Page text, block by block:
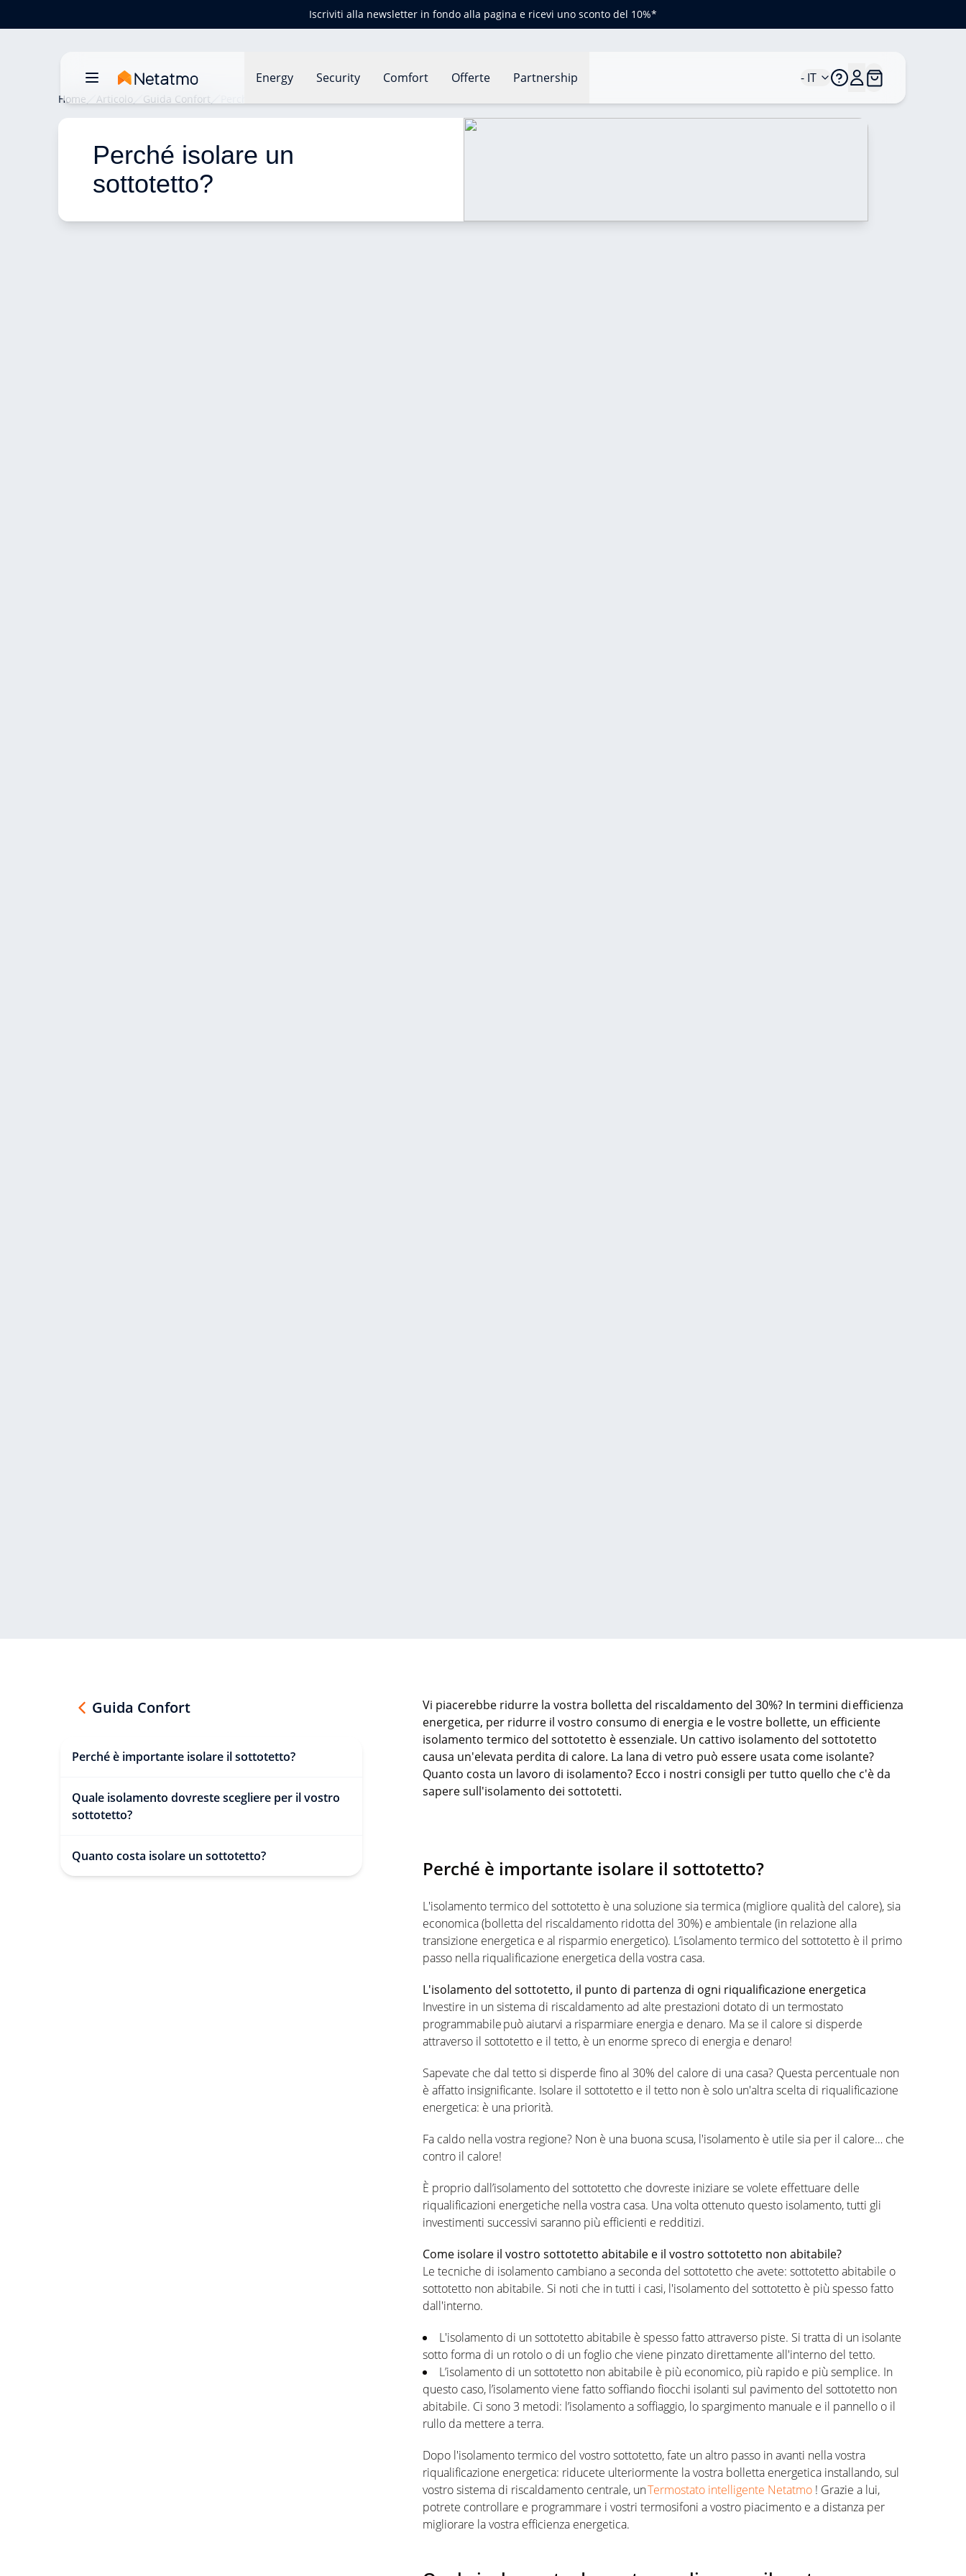
Iscriviti alla newsletter in fondo alla pagina e ricevi uno sconto del 10%*
Energy Security Comfort Offerte Partnership - IT
Home Articolo Guida Confort
Perché isolare un
sottotetto?
Guida Confort
Perché è importante isolare il sottotetto?
Quale isolamento dovreste scegliere per il vostro
sottotetto?
Quanto costa isolare un sottotetto?
Vi piacerebbe ridurre la vostra bolletta del riscaldamento del 30%? In termini di efficienza
energetica, per ridurre il vostro consumo di energia e le vostre bollette, un efficiente
isolamento termico del sottotetto è essenziale. Un cattivo isolamento del sottotetto
causa un'elevata perdita di calore. La lana di vetro può essere usata come isolante?
Quanto costa un lavoro di isolamento? Ecco i nostri consigli per tutto quello che c'è da
sapere sull'isolamento dei sottotetti.
Perché è importante isolare il sottotetto?
L'isolamento termico del sottotetto è una soluzione sia termica (migliore qualità del calore), sia
economica (bolletta del riscaldamento ridotta del 30%) e ambientale (in relazione alla
transizione energetica e al risparmio energetico). L’isolamento termico del sottotetto è il primo
passo nella riqualificazione energetica della vostra casa.
L'isolamento del sottotetto, il punto di partenza di ogni riqualificazione energetica
Investire in un sistema di riscaldamento ad alte prestazioni dotato di un termostato
programmabile può aiutarvi a risparmiare energia e denaro. Ma se il calore si disperde
attraverso il sottotetto e il tetto, è un enorme spreco di energia e denaro!
Sapevate che dal tetto si disperde fino al 30% del calore di una casa? Questa percentuale non
è affatto insignificante. Isolare il sottotetto e il tetto non è solo un'altra scelta di riqualificazione
energetica: è una priorità.
Fa caldo nella vostra regione? Non è una buona scusa, l'isolamento è utile sia per il calore… che
contro il calore!
È proprio dall’isolamento del sottotetto che dovreste iniziare se volete effettuare delle
riqualificazioni energetiche nella vostra casa. Una volta ottenuto questo isolamento, tutti gli
investimenti successivi saranno più efficienti e redditizi.
Come isolare il vostro sottotetto abitabile e il vostro sottotetto non abitabile?
Le tecniche di isolamento cambiano a seconda del sottotetto che avete: sottotetto abitabile o
sottotetto non abitabile. Si noti che in tutti i casi, l'isolamento del sottotetto è più spesso fatto
dall'interno.
L'isolamento di un sottotetto abitabile è spesso fatto attraverso piste. Si tratta di un isolante
sotto forma di un rotolo o di un foglio che viene pinzato direttamente all'interno del tetto.
L’isolamento di un sottotetto non abitabile è più economico, più rapido e più semplice. In
questo caso, l’isolamento viene fatto soffiando fiocchi isolanti sul pavimento del sottotetto non
abitabile. Ci sono 3 metodi: l’isolamento a soffiaggio, lo spargimento manuale e il pannello o il
rullo da mettere a terra.
Dopo l'isolamento termico del vostro sottotetto, fate un altro passo in avanti nella vostra
riqualificazione energetica: riducete ulteriormente la vostra bolletta energetica installando, sul
vostro sistema di riscaldamento centrale, unTermostato intelligente Netatmo ! Grazie a lui,
potrete controllare e programmare i vostri termosifoni a vostro piacimento e a distanza per
migliorare la vostra efficienza energetica.